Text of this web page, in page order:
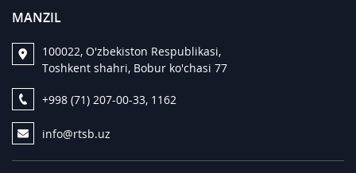
MANZIL
100022, O'zbekiston Respublikasi,
Toshkent shahri, Bobur ko'chasi 77
+998 (71) 207-00-33, 1162
info@rtsb.uz